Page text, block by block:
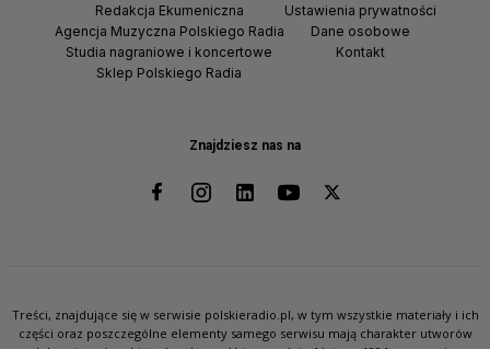
Znajdziesz nas na
Redakcja Ekumeniczna
Agencja Muzyczna Polskiego Radia
Studia nagraniowe i koncertowe
Sklep Polskiego Radia
Ustawienia prywatności
Dane osobowe
Kontakt
Treści, znajdujące się w serwisie polskieradio.pl, w tym wszystkie materiały i ich
części oraz poszczególne elementy samego serwisu mają charakter utworów